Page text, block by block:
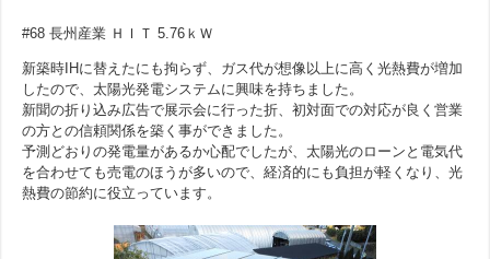
事業用・産業用太陽光発電システム
設置から運用
導入・発電量実績
よくある質問
#68 長州産業 ＨＩＴ 5.76ｋＷ
新築時IHに替えたにも拘らず、ガス代が想像以上に高く光熱費が増加
したので、太陽光発電システムに興味を持ちました。
新聞の折り込み広告で展示会に行った折、初対面での対応が良く営業
の方との信頼関係を築く事ができました。
予測どおりの発電量があるか心配でしたが、太陽光のローンと電気代
を合わせても売電のほうが多いので、経済的にも負担が軽くなり、光
熱費の節約に役立っています。